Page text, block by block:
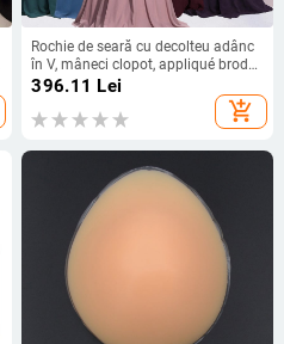
Rochie de seară cu decolteu adânc
în V, mâneci clopot, appliqué brodat
cu paiete, croială lungă A-line
396.11 Lei
add_shopping_cart